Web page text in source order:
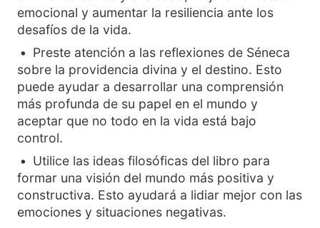
emocional y aumentar la resiliencia ante los
desafíos de la vida.
Preste atención a las reflexiones de Séneca
sobre la providencia divina y el destino. Esto
puede ayudar a desarrollar una comprensión
más profunda de su papel en el mundo y
aceptar que no todo en la vida está bajo
control.
Utilice las ideas filosóficas del libro para
formar una visión del mundo más positiva y
constructiva. Esto ayudará a lidiar mejor con las
emociones y situaciones negativas.